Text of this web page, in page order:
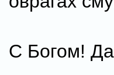
С Богом!